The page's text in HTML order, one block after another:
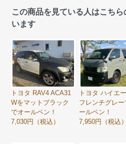
この商品を見ている人はこち
います
トヨタ RAV4 ACA31
Wをマットブラック
でオールペン！
7,030円（税込）
トヨタ ハイエ
フレンチグレー
ールペン！
7,950円（税込）